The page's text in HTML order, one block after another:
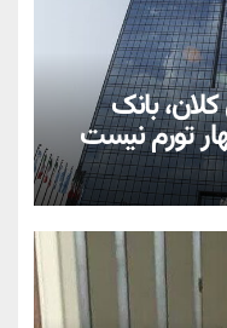
بانک
تورم نیست